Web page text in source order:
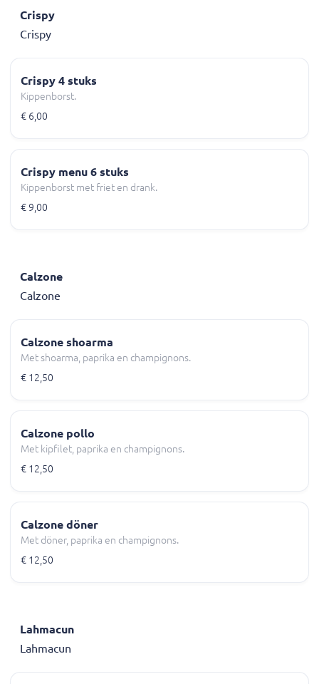
Crispy
Crispy
Crispy 4 stuks
Kippenborst.
€ 6,00
Crispy menu 6 stuks
Kippenborst met friet en drank.
€ 9,00
Calzone
Calzone
Calzone shoarma
Met shoarma, paprika en champignons.
€ 12,50
Calzone pollo
Met kipfilet, paprika en champignons.
€ 12,50
Calzone döner
Met döner, paprika en champignons.
€ 12,50
Lahmacun
Lahmacun